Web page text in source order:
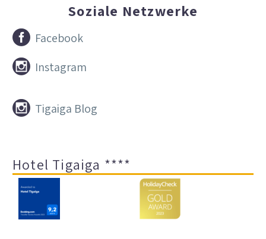
Soziale Netzwerke

 Facebook

 Instagram

 Tigaiga Blog
Hotel Tigaiga ****